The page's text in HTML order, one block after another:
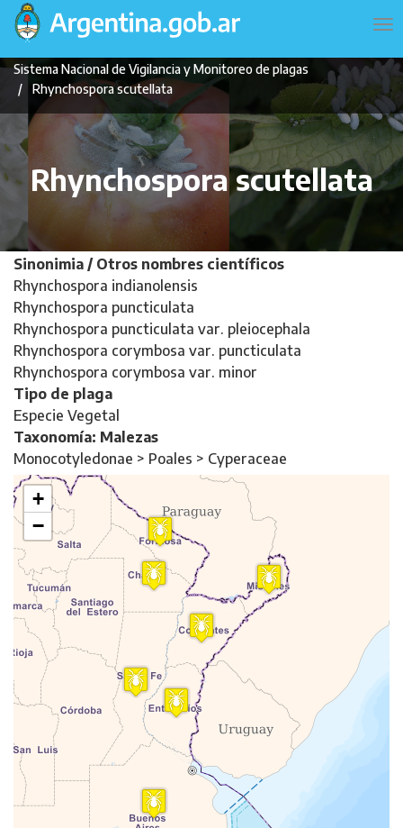
Pasar
contenido
principal
Navegación
principal
Sistema Nacional de Vigilancia y Monitoreo de plagas
Rhynchospora scutellata
Rhynchospora scutellata
Sinonimia / Otros nombres científicos
Rhynchospora indianolensis
Rhynchospora puncticulata
Rhynchospora puncticulata var. pleiocephala
Rhynchospora corymbosa var. puncticulata
Rhynchospora corymbosa var. minor
Tipo de plaga
Especie Vegetal
Taxonomía: Malezas
Monocotyledonae > Poales > Cyperaceae
+
−